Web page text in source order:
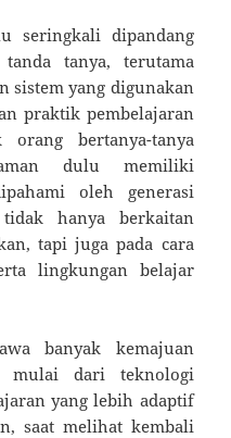
seringkali dipandang
tanya, terutama
sistem yang digunakan
praktik pembelajaran
bertanya-tanya
dulu memiliki
oleh generasi
hanya berkaitan
tapi juga pada cara
lingkungan belajar
banyak kemajuan
mulai dari teknologi
yang lebih adaptif
saat melihat kembali